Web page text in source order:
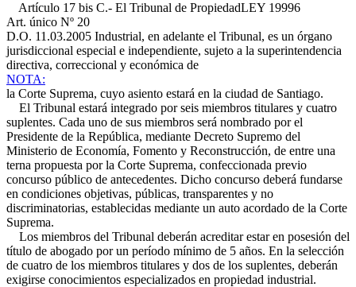
Artículo 17 bis C.- El Tribunal de PropiedadLEY 19996
Art. único Nº 20
D.O. 11.03.2005 Industrial, en adelante el Tribunal, es un órgano
jurisdiccional especial e independiente, sujeto a la superintendencia
directiva, correccional y económica de
NOTA:
la Corte Suprema, cuyo asiento estará en la ciudad de Santiago.
El Tribunal estará integrado por seis miembros titulares y cuatro
suplentes. Cada uno de sus miembros será nombrado por el
Presidente de la República, mediante Decreto Supremo del
Ministerio de Economía, Fomento y Reconstrucción, de entre una
terna propuesta por la Corte Suprema, confeccionada previo
concurso público de antecedentes. Dicho concurso deberá fundarse
en condiciones objetivas, públicas, transparentes y no
discriminatorias, establecidas mediante un auto acordado de la Corte
Suprema.
Los miembros del Tribunal deberán acreditar estar en posesión del
título de abogado por un período mínimo de 5 años. En la selección
de cuatro de los miembros titulares y dos de los suplentes, deberán
exigirse conocimientos especializados en propiedad industrial.